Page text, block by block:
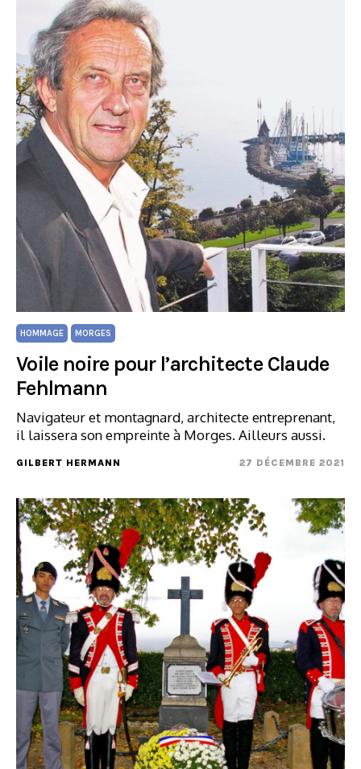
HOMMAGE MORGES
Voile noire pour l’architecte Claude
Fehlmann
Navigateur et montagnard, architecte entreprenant,
il laissera son empreinte à Morges. Ailleurs aussi.
GILBERT HERMANN 27 DÉCEMBRE 2021